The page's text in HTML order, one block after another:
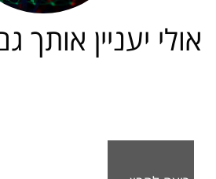
אולי יעניין אותך